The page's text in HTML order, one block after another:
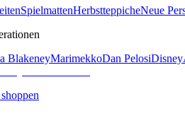
SpielmattenHerbstteppicheNeue
BlakeneyMarimekkoDan PelosiDisney